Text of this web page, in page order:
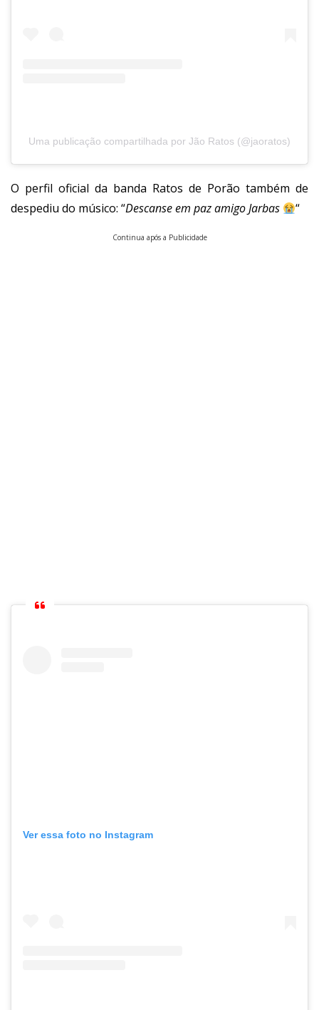
Uma publicação compartilhada por Jão Ratos (@jaoratos)
O perfil oficial da banda Ratos de Porão também de
despediu do músico: “Descanse em paz amigo Jarbas “
Continua após a Publicidade
Ver essa foto no Instagram